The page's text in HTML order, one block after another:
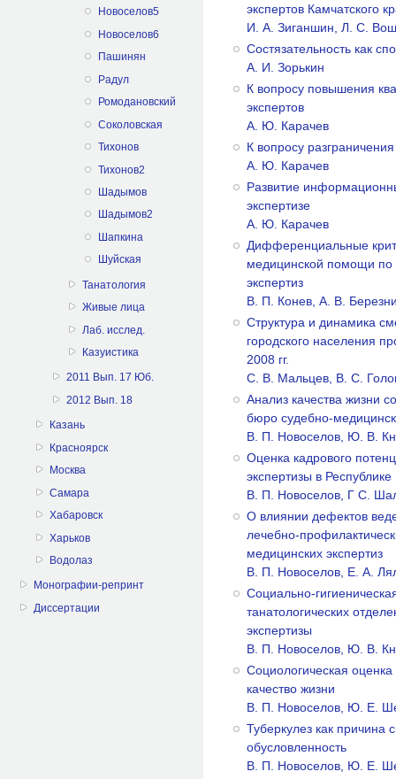
Новоселов5
Новоселов6
Пашинян
Радул
Ромодановский
Соколовская
Тихонов
Тихонов2
Шадымов
Шадымов2
Шапкина
Шуйская
Танатология
Живые лица
Лаб. исслед.
Казуистика
2011 Вып. 17 Юб.
2012 Вып. 18
Казань
Красноярск
Москва
Самара
Хабаровск
Харьков
Водолаз
Монографии-репринт
Диссертации
экспертов Камчатского
И. А. Зиганшин, Л. С.
Состязательность как
А. И. Зорькин
К вопросу повышения
экспертов
А. Ю. Карачев
К вопросу
А. Ю. Карачев
Развитие
экспертизе
A. Ю. Карачев
Дифференциальные
медицинской помощи по
экспертиз
B. П. Конев, А. В.
Структура и динамика
городского населения
2008 гг.
C. В. Мальцев, В. С.
Анализ качества жизни
бюро судебно-
В. П. Новоселов, Ю. В.
Оценка кадрового
экспертизы в Республике
В. П. Новоселов, Г С.
О влиянии дефектов
лечебно-
медицинских экспертиз
В. П. Новоселов, Е. А.
Социально-
танатологических
экспертизы
В. П. Новоселов, Ю. В.
Социологическая
качество жизни
В. П. Новоселов, Ю. Е.
Туберкулез как причина
обусловленность
В. П. Новоселов, Ю. Е.